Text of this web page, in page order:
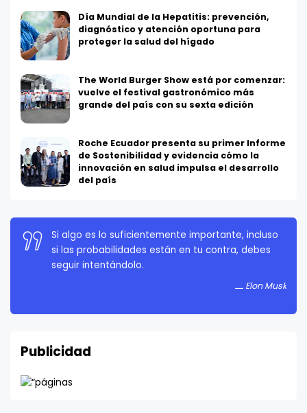
Día Mundial de la Hepatitis: prevención,
diagnóstico y atención oportuna para
proteger la salud del hígado
The World Burger Show está por comenzar:
vuelve el festival gastronómico más
grande del país con su sexta edición
Roche Ecuador presenta su primer Informe
de Sostenibilidad y evidencia cómo la
innovación en salud impulsa el desarrollo
del país
La persistencia es muy importante. No debes
rendirte a menos que estés obligado a rendirte.
Publicidad